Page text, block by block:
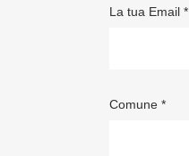
La tua Email *
Comune *